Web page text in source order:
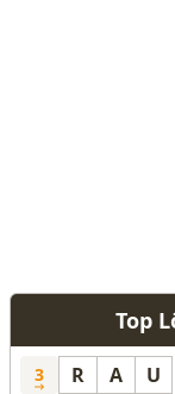
Top
3 R A U